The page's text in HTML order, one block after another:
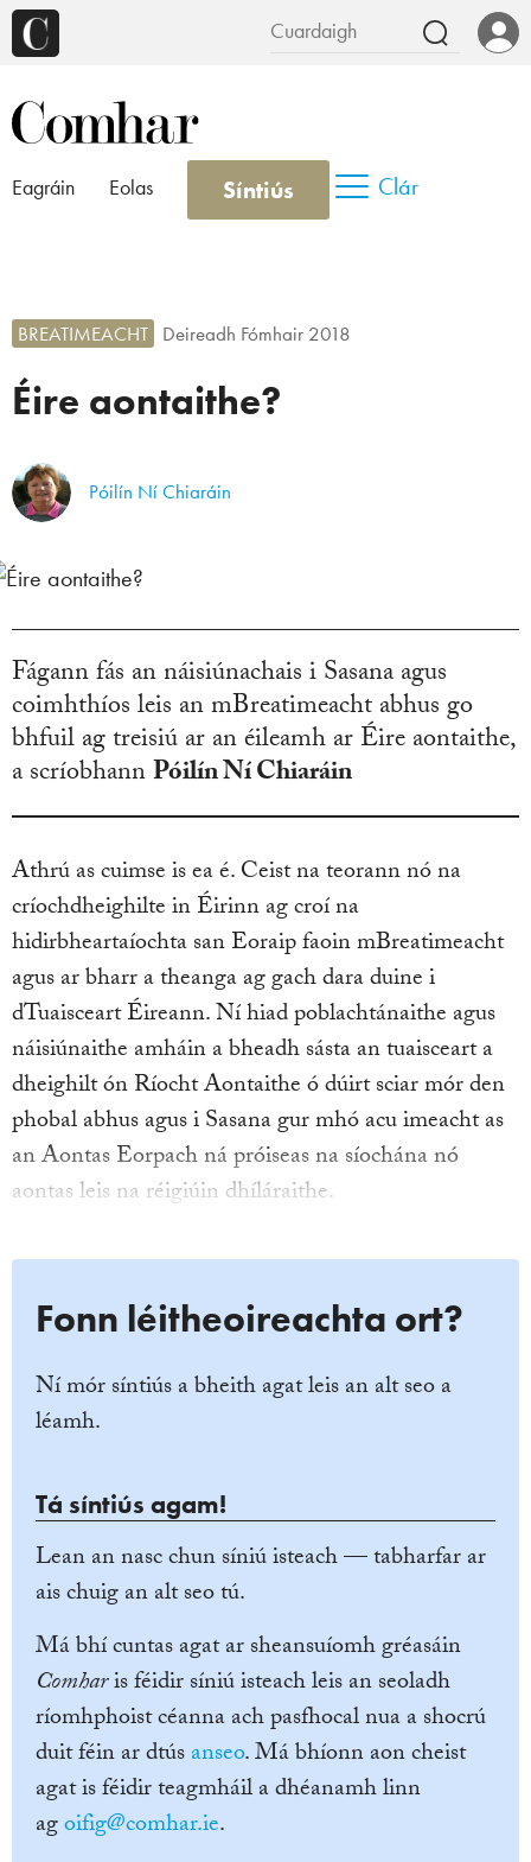
Eagráin Eolas Síntiús Clár
Éire aontaithe?
BREATIMEACHT Deireadh Fómhair 2018
Póilín Ní Chiaráin
Fágann fás an náisiúnachais i Sasana agus
coimhthíos leis an mBreatimeacht abhus go
bhfuil ag treisiú ar an éileamh ar Éire aontaithe,
a scríobhannPóilín Ní Chiaráin
Athrú as cuimse is ea é. Ceist na teorann nó na
críochdheighilte in Éirinn ag croí na
hidirbheartaíochta san Eoraip faoin mBreatimeacht
agus ar bharr a theanga ag gach dara duine i
dTuaisceart Éireann. Ní hiad poblachtánaithe agus
náisiúnaithe amháin a bheadh sásta an tuaisceart a
dheighilt ón Ríocht Aontaithe ó dúirt sciar mór den
phobal abhus agus i Sasana gur mhó acu imeacht as
an Aontas Eorpach ná próiseas na síochána nó
aontas leis na réigiúin dhíláraithe.
Fonn léitheoireachta ort?
Ní mór síntiús a bheith agat leis an alt seo a
léamh.
Tá síntiús agam!
Lean an nasc chun síniú isteach — tabharfar ar
ais chuig an alt seo tú.
Má bhí cuntas agat ar sheansuíomh gréasáin
Comharis féidir síniú isteach leis an seoladh
ríomhphoist céanna ach pasfhocal nua a shocrú
duit féin ar dtúsanseo. Má bhíonn aon cheist
agat is féidir teagmháil a dhéanamh linn
agoifig@comhar.ie.